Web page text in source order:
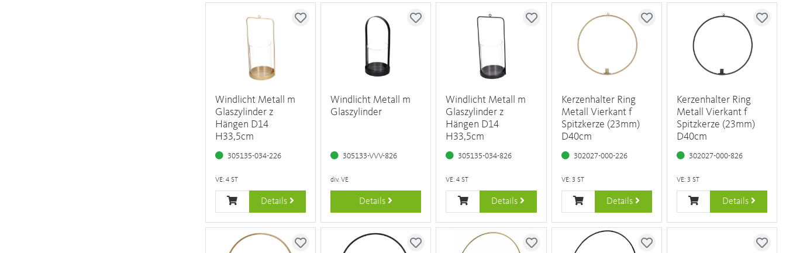
Windlicht Metall m
Glaszylinder z
Hängen D14
H33,5cm
305135-034-226
VE: 4 ST
Details
Windlicht Metall m
Glaszylinder
305133-VVV-826
div. VE
Details
Windlicht Metall m
Glaszylinder z
Hängen D14
H33,5cm
305135-034-826
VE: 4 ST
Details
Kerzenhalter Ring
Metall Vierkant f
Spitzkerze (23mm)
D40cm
302027-000-226
VE: 3 ST
Details
Kerzenhalter Ring
Metall Vierkant f
Spitzkerze (23mm)
D40cm
302027-000-826
VE: 3 ST
Details